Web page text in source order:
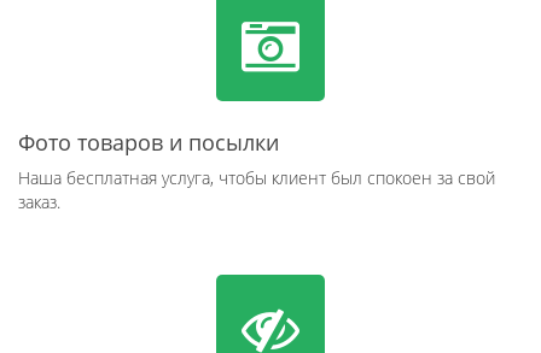
Фото товаров и посылки
Наша бесплатная услуга, чтобы клиент был спокоен за свой
заказ.